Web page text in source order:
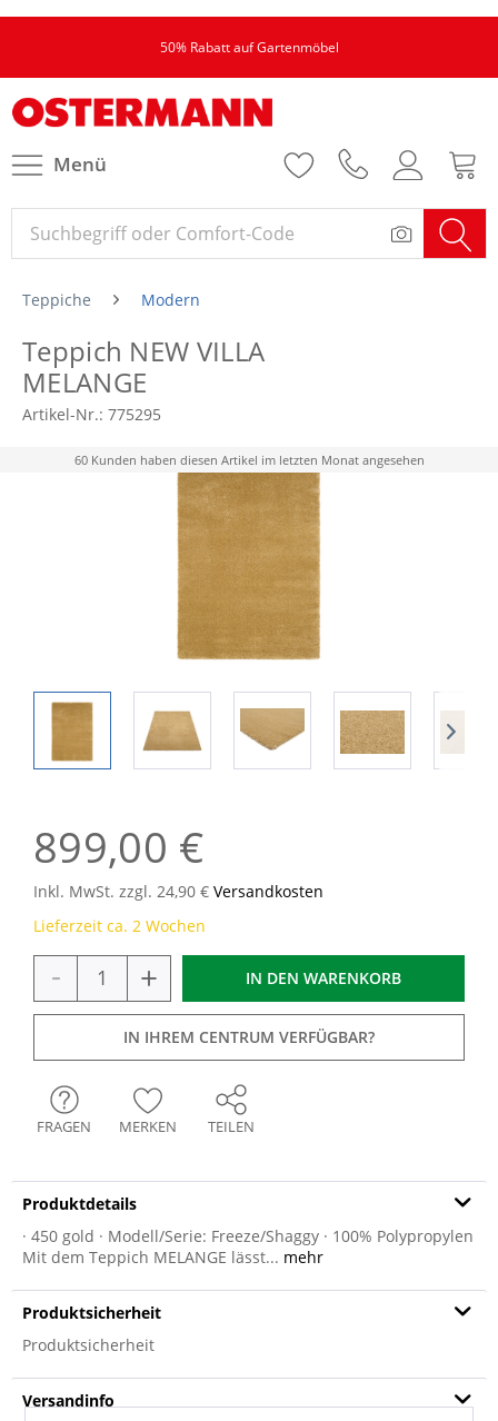
50% Rabatt auf Gartenmöbel
Menü
Teppiche Modern
Teppich NEW VILLA
MELANGE
Artikel-Nr.: 775295
60 Kunden haben diesen Artikel im letzten Monat angesehen
899,00 €
Inkl. MwSt. zzgl. 24,90 € Versandkosten
Lieferzeit ca. 2 Wochen
- + IN DEN WARENKORB
IN IHREM CENTRUM VERFÜGBAR?
FRAGEN MERKEN TEILEN
Produktdetails
· 450 gold · Modell/Serie: Freeze/Shaggy · 100% Polypropylen
Mit dem Teppich MELANGE lässt... mehr
Produktsicherheit
Produktsicherheit
Versandinfo